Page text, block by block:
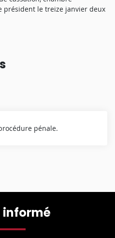
président le treize janvier deux
pénale.
informé